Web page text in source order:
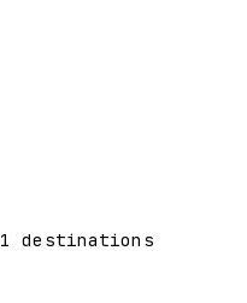
1 destinations